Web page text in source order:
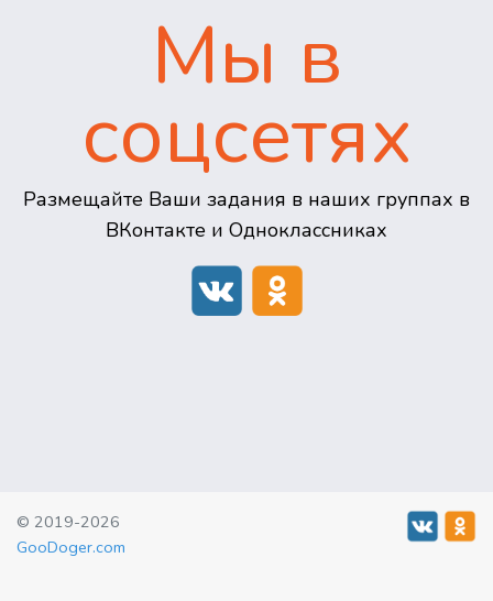
Мы в
соцсетях
Размещайте Ваши задания в наших группах в
ВКонтакте и Одноклассниках
© 2019-2026
GooDoger.com